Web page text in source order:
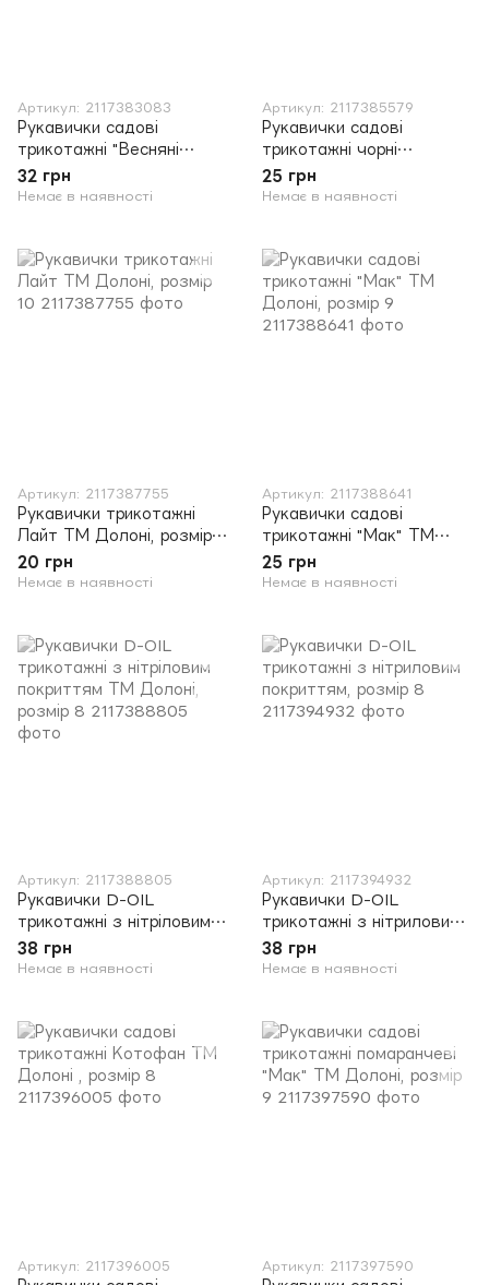
Артикул: 2117383083
Рукавички садові
трикотажні "Весняні
квіти" ТМ Долоні 10
розмір
32 грн
Немає в наявності
Артикул: 2117385579
Рукавички садові
трикотажні чорні
Котофан ТМ Долоні,
розмір 8
25 грн
Немає в наявності
Артикул: 2117387755
Рукавички трикотажні
Лайт ТМ Долоні, розмір
10
20 грн
Немає в наявності
Артикул: 2117388641
Рукавички садові
трикотажні "Мак" ТМ
Долоні, розмір 9
25 грн
Немає в наявності
Артикул: 2117388805
Рукавички D-OIL
трикотажні з нітріловим
покриттям ТМ Долоні,
розмір 8
38 грн
Немає в наявності
Артикул: 2117394932
Рукавички D-OIL
трикотажні з нітриловим
покриттям, розмір 8
38 грн
Немає в наявності
Артикул: 2117396005 Артикул: 2117397590